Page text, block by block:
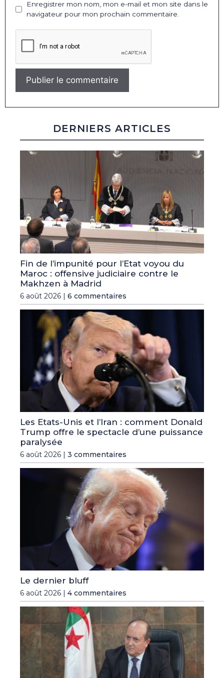
Enregistrer mon nom, mon e-mail et mon site dans le
navigateur pour mon prochain commentaire.
DERNIERS ARTICLES
Fin de l’impunité pour l’Etat voyou du
Maroc : offensive judiciaire contre le
Makhzen à Madrid
6 août 2026 | 6 commentaires
Les Etats-Unis et l’Iran : comment Donald
Trump offre le spectacle d’une puissance
paralysée
6 août 2026 | 3 commentaires
Le dernier bluff
6 août 2026 | 4 commentaires